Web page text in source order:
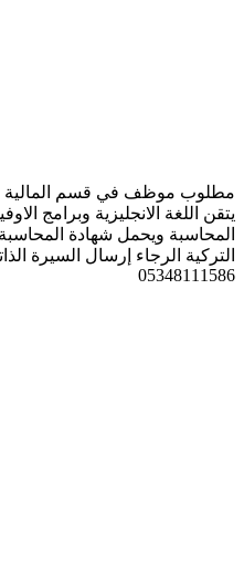
مطلوب موظف في قسم
يتقن اللغة الانجليزية وبرامج
المحاسبة ويحمل شهادة
التركية الرجاء إرسال السيرة
05348111586